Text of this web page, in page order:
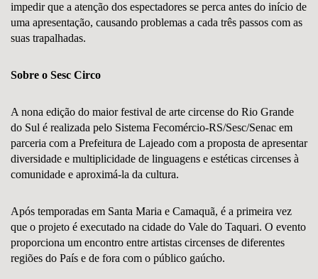
impedir que a atenção dos espectadores se perca antes do início de
uma apresentação, causando problemas a cada três passos com as
suas trapalhadas.
Sobre o Sesc Circo
A nona edição do maior festival de arte circense do Rio Grande
do Sul é realizada pelo Sistema Fecomércio-RS/Sesc/Senac em
parceria com a Prefeitura de Lajeado com a proposta de apresentar
diversidade e multiplicidade de linguagens e estéticas circenses à
comunidade e aproximá-la da cultura.
Após temporadas em Santa Maria e Camaquã, é a primeira vez
que o projeto é executado na cidade do Vale do Taquari. O evento
proporciona um encontro entre artistas circenses de diferentes
regiões do País e de fora com o público gaúcho.